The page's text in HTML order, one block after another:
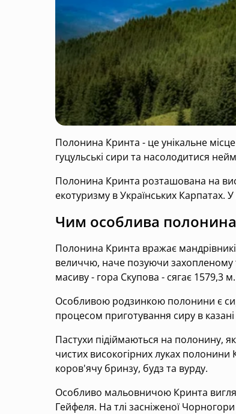
Полонина Кринта - це унікальне
гуцульські сири та насолодитися
Полонина Кринта розташована на
екотуризму в Українських Карпатах.
Чим особлива
Полонина Кринта вражає
величчю, наче позуючи захопленому
масиву - гора Скупова - сягає 1579,3 м.
Особливою родзинкою полонини є
процесом приготування сиру в
Пастухи підіймаються на полонину,
чистих високогірних луках
коров'ячу бринзу, будз та вурду.
Особливо мальовничою Кринта
Гейфеля. На тлі засніженої